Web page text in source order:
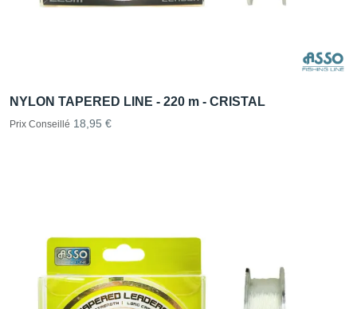
NYLON TAPERED LINE - 220 m - CRISTAL
Prix Conseillé 18,95 €